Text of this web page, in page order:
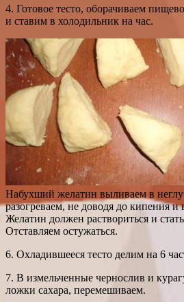
4. Готовое тесто, оборачиваем
и ставим в холодильник на час.
Набухший желатин выливаем в
разогреваем, не доводя до кипения
Желатин должен раствориться и
Отставляем остужаться.
6. Охладившееся тесто делим на 6
7. В измельченные чернослив и
ложки сахара, перемешиваем.